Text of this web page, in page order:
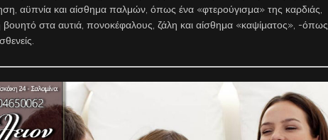
αϋπνία και αίσθημα παλμών, όπως ένα «φτερούγισμα» της καρδιάς,
βουητό στα αυτιά, πονοκέφαλους, ζάλη και αίσθημα «καψίματος», -όπως